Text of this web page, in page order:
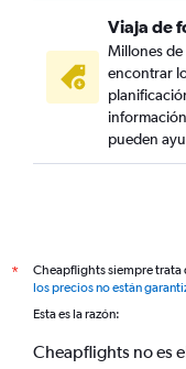
Viaja de
Millones de
encontrar
pueden
*
Cheapflights siempre trata
los precios no están
Esta es la razón:
Cheapflights no es